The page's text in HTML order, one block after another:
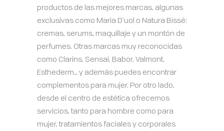
productos de las mejores marcas, algunas
exclusivas como Maria D’uol o Natura Bissé:
cremas, serums, maquillaje y un montón de
perfumes. Otras marcas muy reconocidas
como Clarins, Sensai, Babor, Valmont,
Esthederm… y además puedes encontrar
complementos para mujer. Por otro lado,
desde el centro de estética ofrecemos
servicios, tanto para hombre como para
mujer, tratamientos faciales y corporales